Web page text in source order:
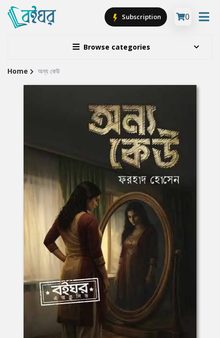
Browse categories
Subscription 0
Site
Home অন্য কেউ